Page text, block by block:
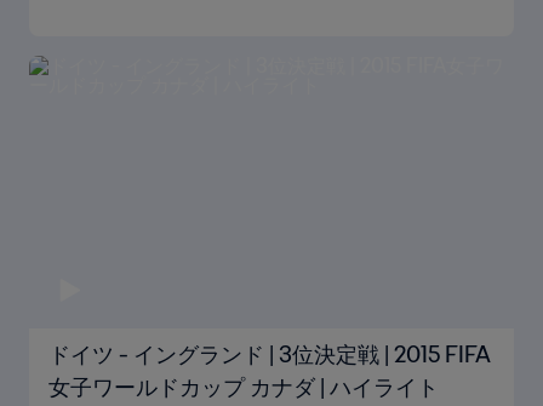
ドイツ - イングランド | 3位決定戦 | 2015 FIFA
女子ワールドカップ カナダ | ハイライト